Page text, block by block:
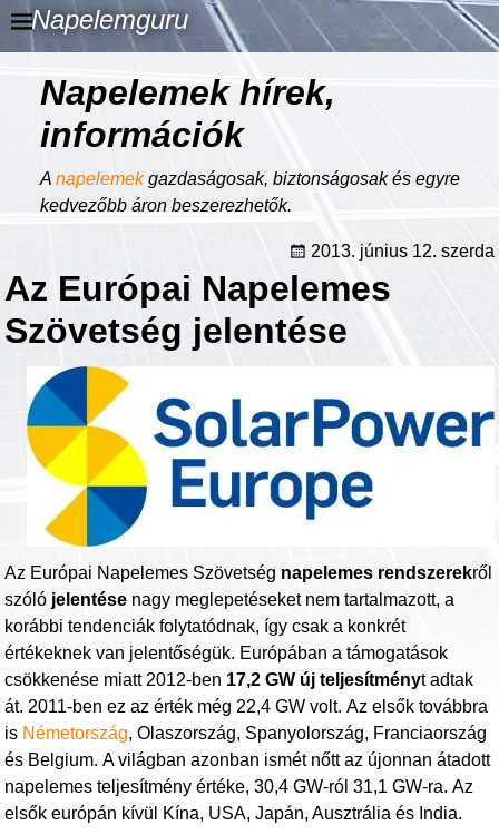
Napelemguru
Napelemek hírek,
információk
Anapelemekgazdaságosak, biztonságosak és egyre
kedvezőbb áron beszerezhetők.
2013. június 12. szerda
Az Európai Napelemes
Szövetség jelentése
Az Európai Napelemes Szövetség napelemes rendszerekről
szóló jelentése nagy meglepetéseket nem tartalmazott, a
korábbi tendenciák folytatódnak, így csak a konkrét
értékeknek van jelentőségük. Európában a támogatások
csökkenése miatt 2012-ben 17,2 GW új teljesítményt adtak
át. 2011-ben ez az érték még 22,4 GW volt. Az elsők továbbra
is Németország, Olaszország, Spanyolország, Franciaország
és Belgium. A világban azonban ismét nőtt az újonnan átadott
napelemes teljesítmény értéke, 30,4 GW-ról 31,1 GW-ra. Az
elsők európán kívül Kína, USA, Japán, Ausztrália és India.